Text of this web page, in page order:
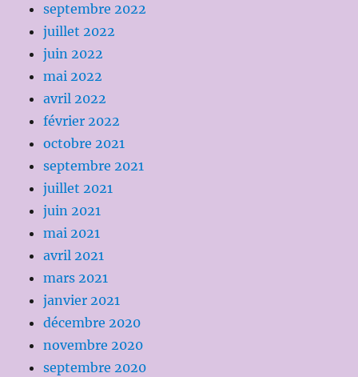
septembre 2022
juillet 2022
juin 2022
mai 2022
avril 2022
février 2022
octobre 2021
septembre 2021
juillet 2021
juin 2021
mai 2021
avril 2021
mars 2021
janvier 2021
décembre 2020
novembre 2020
septembre 2020